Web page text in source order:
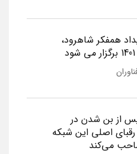
همفکر شاهرود،
پس از بن شدن در
رقبای اصلی این شبکه
می‌کند